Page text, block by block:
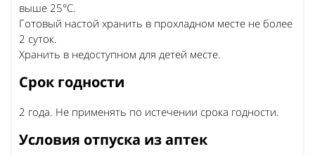
выше 25°С.
Готовый настой хранить в прохладном месте не более
2 суток.
Хранить в недоступном для детей месте.
Срок годности
2 года. Не применять по истечении срока годности.
Условия отпуска из аптек